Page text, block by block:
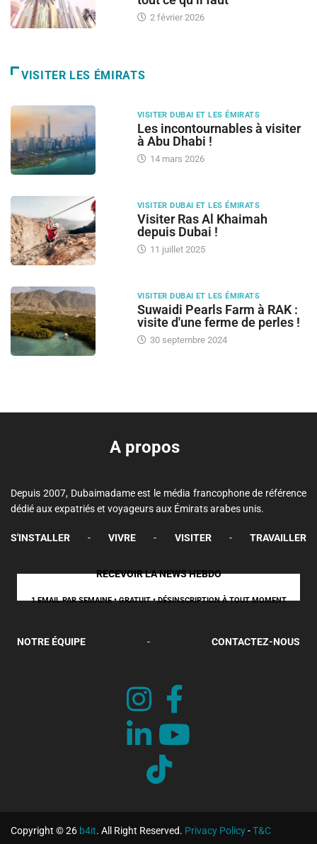
2 février 2026
VISITER LES ÉMIRATS
VISITER DUBAI ET LES ÉMIRATS
Les incontournables à visiter
à Abu Dhabi !
14 mars 2026
VISITER DUBAI ET LES ÉMIRATS
Visiter Ras Al Khaimah
depuis Dubai !
11 juillet 2025
VISITER DUBAI ET LES ÉMIRATS
Suwaidi Pearls Farm à RAK :
visite d'une ferme de perles !
30 septembre 2024
A propos
Depuis 2007, Dubaimadame est le média francophone de référence
dédié aux expatriés et voyageurs aux Émirats arabes unis.
S'INSTALLER - VIVRE - VISITER - TRAVAILLER
RECEVOIR LA NEWS HEBDO
1 EMAIL PAR SEMAINE • GRATUIT • DÉSINSCRIPTION À TOUT MOMENT
NOTRE ÉQUIPE - CONTACTEZ-NOUS
Copyright © 26 b4it. All Right Reserved. Privacy Policy-T&C